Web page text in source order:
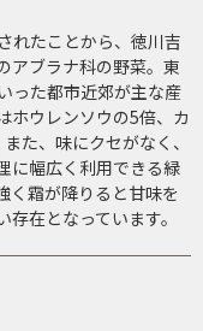
れたことから、徳川吉
アブラナ科の野菜。東
った都市近郊が主な産
ホウレンソウの5倍、カ
た、味にクセがなく、
に幅広く利用できる緑
く霜が降りると甘味を
在となっています。